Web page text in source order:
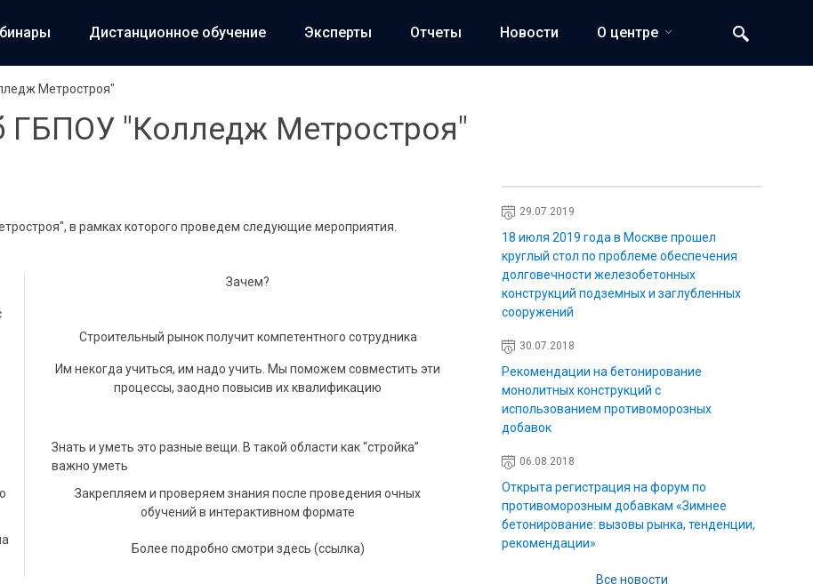
Дистанционное обучение Эксперты Отчеты Новости О центре
Метростроя"
ГБПОУ "Колледж Метростроя"
в рамках которого проведем следующие мероприятия.
Зачем?
Строительный рынок получит компетентного сотрудника
Им некогда учиться, им надо учить. Мы поможем совместить эти
процессы, заодно повысив их квалификацию
Знать и уметь это разные вещи. В такой области как “стройка”
важно уметь
Закрепляем и проверяем знания после проведения очных
обучений в интерактивном формате
Более подробно смотри здесь (ссылка)
29.07.2019
18 июля 2019 года в Москве прошел
круглый стол по проблеме обеспечения
долговечности железобетонных
конструкций подземных и заглубленных
сооружений
30.07.2018
Рекомендации на бетонирование
монолитных конструкций с
использованием противоморозных
добавок
06.08.2018
Открыта регистрация на форум по
противоморозным добавкам «Зимнее
бетонирование: вызовы рынка, тенденции,
рекомендации»
Все новости